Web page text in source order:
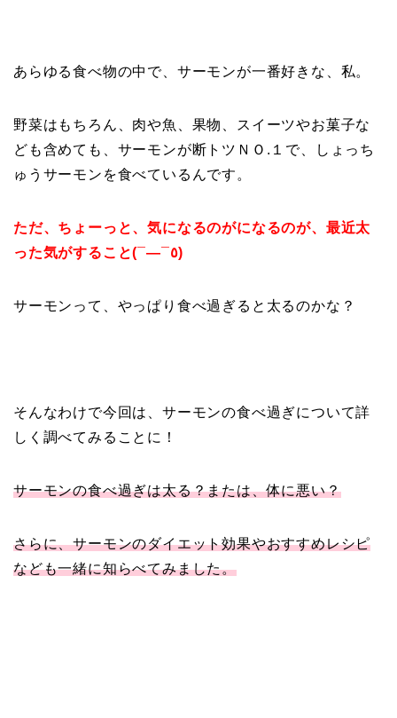
あらゆる食べ物の中で、サーモンが一番好きな、私。
野菜はもちろん、肉や魚、果物、スイーツやお菓子な
ども含めても、サーモンが断トツＮＯ.１で、しょっち
ゅうサーモンを食べているんです。
ただ、ちょーっと、気になるのがになるのが、最近太
った気がすること(¯―¯٥)
サーモンって、やっぱり食べ過ぎると太るのかな？
そんなわけで今回は、サーモンの食べ過ぎについて詳
しく調べてみることに！
サーモンの食べ過ぎは太る？または、体に悪い？
さらに、サーモンのダイエット効果やおすすめレシピ
なども一緒に知らべてみました。